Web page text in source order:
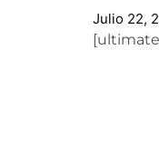
Julio 22,